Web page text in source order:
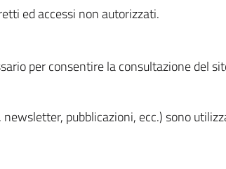
ed accessi non autorizzati.
per consentire la consultazione del
pubblicazioni, ecc.) sono